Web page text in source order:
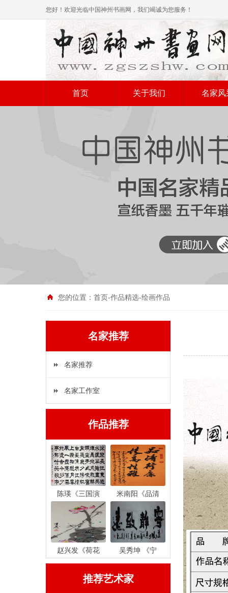
您好！欢迎光临中国神州书画网，我们竭诚为您服务！
首页 关于我们 名家风
您的位置： 首页-作品精选-绘画作品
名家推荐
名家推荐
名家工作室
作品推荐
陈瑛《三国演 米南阳《品清
赵兴发《荷花 吴秀坤 《宁
推荐艺术家